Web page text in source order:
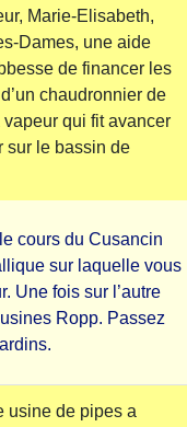
Marie-Elisabeth,
Dames, une aide
de financer les
chaudronnier de
vapeur qui fit avancer
sur le bassin de
cours du Cusancin
sur laquelle vous
Une fois sur l’autre
Ropp. Passez
usine de pipes a